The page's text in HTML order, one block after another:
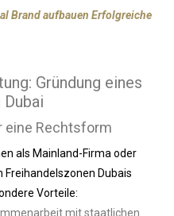
Brand aufbauen Erfolgreiche
Gründung eines
eine Rechtsform
als Mainland-Firma oder
Dubais
Vorteile:
mit staatlichen